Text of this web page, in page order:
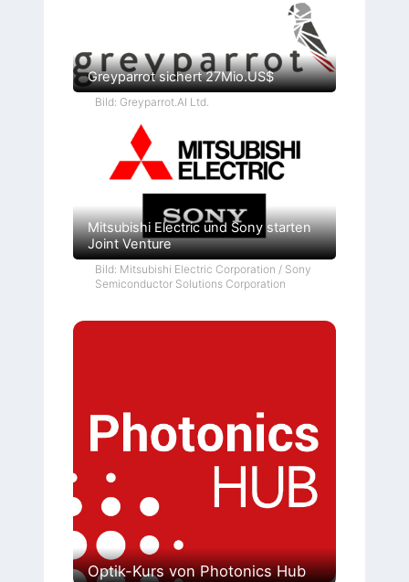
Greyparrot sichert 27Mio.US$
Bild: Greyparrot.AI Ltd.
Mitsubishi Electric und Sony starten
Joint Venture
Bild: Mitsubishi Electric Corporation / Sony
Semiconductor Solutions Corporation
Optik-Kurs von Photonics Hub